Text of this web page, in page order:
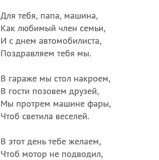
Для тебя, папа, машина,
Как любимый член семьи,
И с днем автомобилиста,
Поздравляем тебя мы.
В гараже мы стол накроем,
В гости позовем друзей,
Мы протрем машине фары,
Чтоб светила веселей.
В этот день тебе желаем,
Чтоб мотор не подводил,